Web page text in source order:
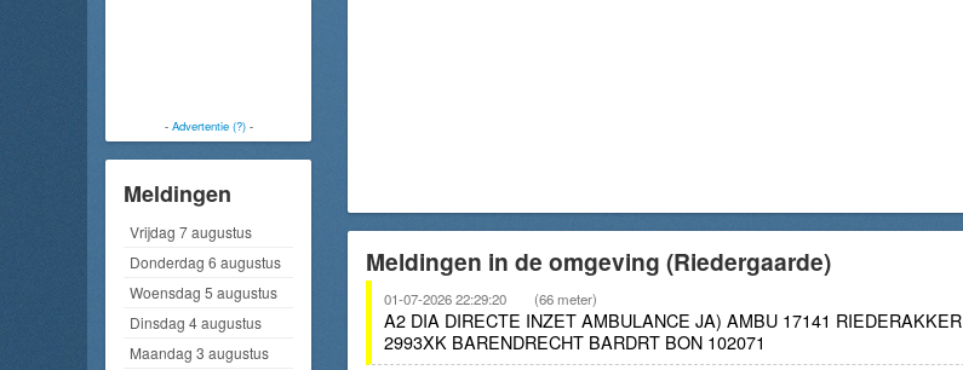
- Advertentie (?)-
Meldingen
Vrijdag 7 augustus
Donderdag 6 augustus
Woensdag 5 augustus
Dinsdag 4 augustus
Maandag 3 augustus
Meldingen in de omgeving (Riedergaarde)
01-07-2026 22:29:20 (66 meter)
A2 DIA DIRECTE INZET AMBULANCE JA) AMBU 17141 RIEDERAKKER
2993XK BARENDRECHT BARDRT BON 102071